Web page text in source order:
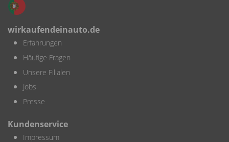
wirkaufendeinauto.de
Erfahrungen
Häufige Fragen
Unsere Filialen
Jobs
Presse
Kundenservice
Impressum